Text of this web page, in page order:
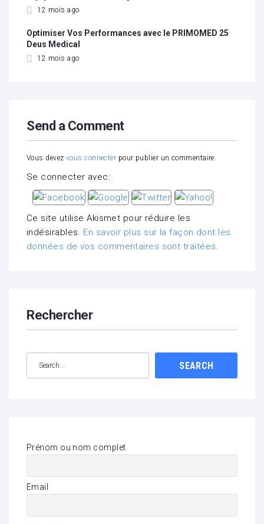
12 mois ago
Optimiser Vos Performances avec le PRIMOMED 25
Deus Medical
12 mois ago
Send a Comment
Vous devez vous connecter pour publier un commentaire.
Se connecter avec:
Ce site utilise Akismet pour réduire les
indésirables. En savoir plus sur la façon dont les
données de vos commentaires sont traitées.
Rechercher
SEARCH
Prénom ou nom complet
Email